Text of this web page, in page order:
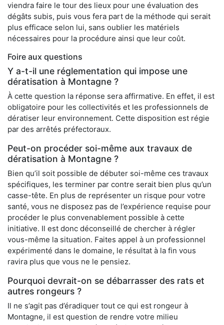
viendra faire le tour des lieux pour une évaluation des
dégâts subis, puis vous fera part de la méthode qui serait
plus efficace selon lui, sans oublier les matériels
nécessaires pour la procédure ainsi que leur coût.
Foire aux questions
Y a-t-il une réglementation qui impose une
dératisation à Montagne ?
À cette question la réponse sera affirmative. En effet, il est
obligatoire pour les collectivités et les professionnels de
dératiser leur environnement. Cette disposition est régie
par des arrêtés préfectoraux.
Peut-on procéder soi-même aux travaux de
dératisation à Montagne ?
Bien qu’il soit possible de débuter soi-même ces travaux
spécifiques, les terminer par contre serait bien plus qu’un
casse-tête. En plus de représenter un risque pour votre
santé, vous ne disposez pas de l’expérience requise pour
procéder le plus convenablement possible à cette
initiative. Il est donc déconseillé de chercher à régler
vous-même la situation. Faites appel à un professionnel
expérimenté dans le domaine, le résultat à la fin vous
ravira plus que vous ne le pensiez.
Pourquoi devrait-on se débarrasser des rats et
autres rongeurs ?
Il ne s’agit pas d’éradiquer tout ce qui est rongeur à
Montagne, il est question de rendre votre milieu